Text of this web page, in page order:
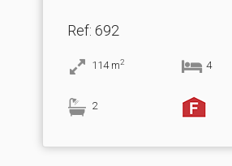
Ref: 692
114 m2 4
2